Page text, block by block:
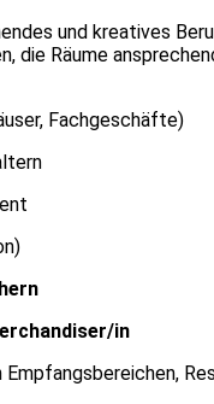
und kreatives
Räume
Fachgeschäfte)
in